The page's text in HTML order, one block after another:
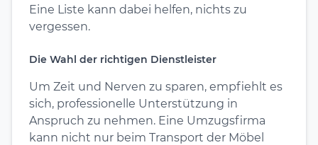
Eine Liste kann dabei helfen, nichts zu
vergessen.
Die Wahl der richtigen Dienstleister
Um Zeit und Nerven zu sparen, empfiehlt es
sich, professionelle Unterstützung in
Anspruch zu nehmen. Eine Umzugsfirma
kann nicht nur beim Transport der Möbel